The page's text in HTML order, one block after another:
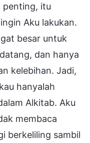
penting, itu
Aku lakukan.
besar untuk
dan hanya
kelebihan. Jadi,
hanyalah
Alkitab. Aku
membaca
berkeliling sambil